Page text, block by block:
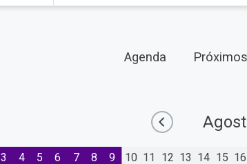
Agenda
3 4 5 6 7 8 9 10 11 12 13 14 15 16